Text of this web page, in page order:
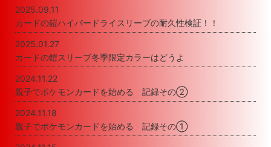
2025.09.11
カードの鎧ハイパードライスリーブの耐久性検証！！
2025.01.27
カードの鎧スリーブ冬季限定カラーはどうよ
2024.11.22
親子でポケモンカードを始める 記録その②
2024.11.18
親子でポケモンカードを始める 記録その①